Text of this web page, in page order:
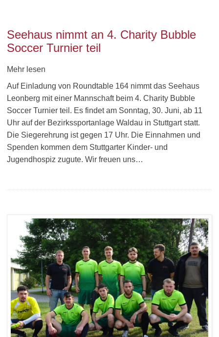
Seehaus nimmt an 4. Charity Bubble
Soccer Turnier teil
Mehr lesen
Auf Einladung von Roundtable 164 nimmt das Seehaus
Leonberg mit einer Mannschaft beim 4. Charity Bubble
Soccer Turnier teil. Es findet am Sonntag, 30. Juni, ab 11
Uhr auf der Bezirkssportanlage Waldau in Stuttgart statt.
Die Siegerehrung ist gegen 17 Uhr. Die Einnahmen und
Spenden kommen dem Stuttgarter Kinder- und
Jugendhospiz zugute. Wir freuen uns…